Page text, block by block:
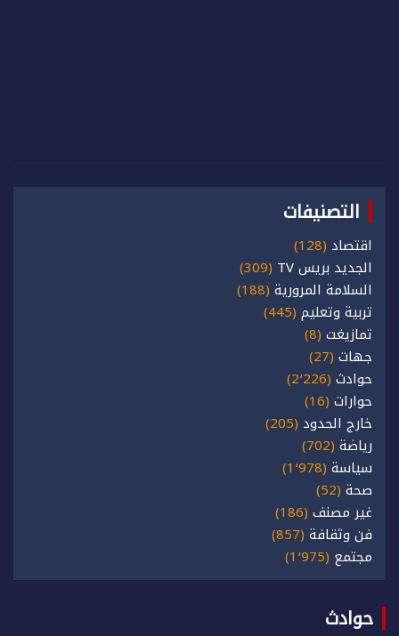
التصنيفات
اقتصاد (128)
الجديد بريس TV
(309)
السلامة المرورية (188)
تربية وتعليم (445)
تمازيغت (8)
جهات (27)
حوادث (2٬226)
حوارات (16)
خارج الحدود (205)
رياضة (702)
سياسة (1٬978)
صحة (52)
غير مصنف (186)
فن وثقافة (857)
مجتمع (1٬975)
حوادث